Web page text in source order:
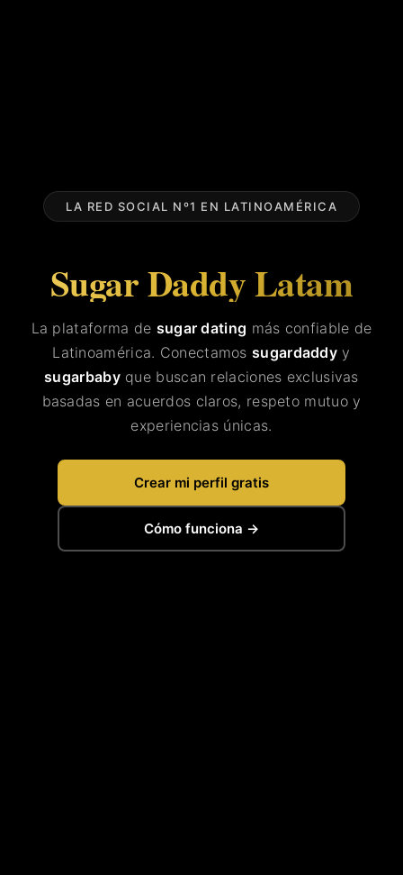
LA RED SOCIAL Nº1 EN LATINOAMÉRICA
Sugar Daddy Latam
La plataforma de sugar dating más confiable de
Latinoamérica. Conectamossugardaddy y
sugarbabyque buscan relaciones exclusivas
basadas en acuerdos claros, respeto mutuo y
experiencias únicas.
Crear mi perfil gratis
Cómo funciona →